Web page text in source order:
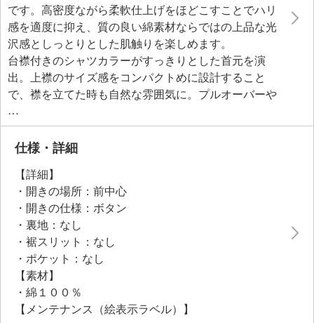
です。高密度ながら柔軟仕上げをほどこすことでハリ
感を適度に抑え、質の良い綿素材ならではの上品な光
沢感としっとりとした肌触りを楽しめます。
台襟付きのシャツカラーがすっきりとした首元を演
出。上襟のサイズ感をコンパクトめに設計すること
で、襟を立てた時も自然な雰囲気に。プルオーバーや
カーディガンと合わせた際も襟先が大袈裟にならず、
重ね着コーディネイトが格段に楽になります。一枚で
着ても美しく決まるサイズ感と、ニットやジャケット
着るだけで美しく、ラクに上級者のような着こなし
に。ベーシックでありながらも特別感のある一着に仕
上がりました。
●普段と同じサイズをおすすめ
仕様・詳細
【詳細】
・開きの場所：前中心
・開きの仕様：ボタン
・裏地：なし
・裾スリット：なし
・ポケット：なし
【素材】
・綿１００％
【メンテナンス（絵表示ラベル）】